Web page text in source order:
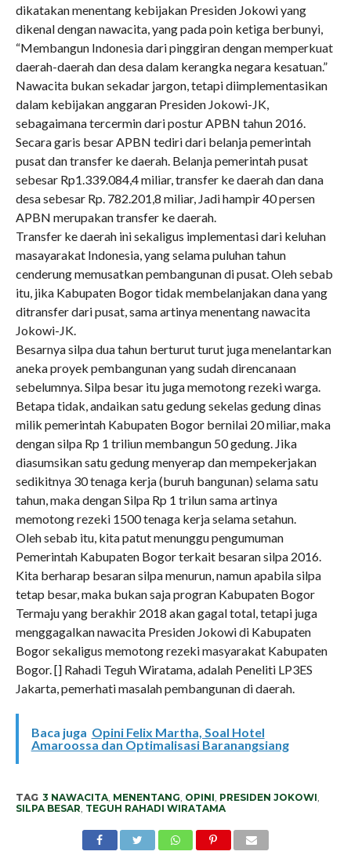
dikatakan menentang kebijakan Presiden Jokowi yang
dikenal dengan nawacita, yang pada poin ketiga berbunyi,
“Membangun Indonesia dari pinggiran dengan memperkuat
daerah-daerah dan desa dalam kerangka negara kesatuan.”
Nawacita bukan sekadar jargon, tetapi diimplementasikan
dalam kebijakan anggaran Presiden Jokowi-JK,
sebagaimana tercermin dari postur APBN tahun 2016.
Secara garis besar APBN tediri dari belanja pemerintah
pusat dan transfer ke daerah. Belanja pemerintah pusat
sebesar Rp1.339.084,4 miliar, transfer ke daerah dan dana
desa sebesar Rp. 782.201,8 miliar, Jadi hampir 40 persen
APBN merupakan transfer ke daerah.
Transfer ke daerah ini sekaligus implementasi dari keluhan
masayarakat Indonesia, yang selama puluhan tahun
cenderung memusatkan pembangunan di pusat. Oleh sebab
itu, jika Kabupaten Bogor tidak membelanjakan dana yang
ditransfer dari pusat, sama artinya menentang nawacita
Jokowi-JK.
Besarnya silpa dua tahun berturut turut juga menelantarkan
aneka proyek pembangunan yang sudah direncanaan
sebelumnya. Silpa besar itu juga memotong rezeki warga.
Betapa tidak, andaikan satu gedung sekelas gedung dinas
milik pemerintah Kabupaten Bogor bernilai 20 miliar, maka
dengan silpa Rp 1 triliun membangun 50 gedung. Jika
diasumsikan satu gedung menyerap dan mempekerjakan
sedikitnya 30 tenaga kerja (buruh bangunan) selama satu
tahun, maka dengan Silpa Rp 1 trilun sama artinya
memotong rezeki 1500 tenaga kerja selama setahun.
Oleh sebab itu, kita patut menunggu pengumuman
Pemerintah Kabupaten Bogor terkait besaran silpa 2016.
Kita berharap besaran silpa menurun, namun apabila silpa
tetap besar, maka bukan saja progran Kabupaten Bogor
Termaju yang berakhir 2018 akan gagal total, tetapi juga
menggagalkan nawacita Presiden Jokowi di Kabupaten
Bogor sekaligus memotong rezeki masyarakat Kabupaten
Bogor. [] Rahadi Teguh Wiratama, adalah Peneliti LP3ES
Jakarta, pemerhati masalah pembangunan di daerah.
Baca juga Opini Felix Martha, Soal Hotel
Amaroossa dan Optimalisasi Baranangsiang
TAG 3 NAWACITA, MENENTANG, OPINI, PRESIDEN JOKOWI,
SILPA BESAR, TEGUH RAHADI WIRATAMA